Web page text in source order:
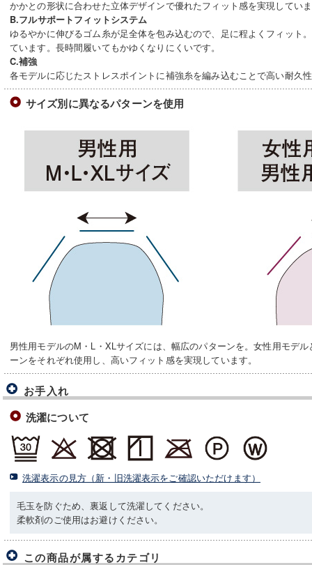
かかとの形状に合わせた立体デザインで優れたフィット感を実現してい
B.フルサポートフィットシステム
ゆるやかに伸びるゴム糸が足全体を包み込むので、足に程よくフィット
ています。長時間履いてもかゆくなりにくいです。
C.補強
各モデルに応じたストレスポイントに補強糸を編み込むことで高い耐久
サイズ別に異なるパターンを使用
男性用モデルのM・L・XLサイズには、幅広のパターンを。女性用モデ
ーンをそれぞれ使用し、高いフィット感を実現しています。
お手入れ
洗濯について
洗濯表示の見方（新・旧洗濯表示をご確認いただけます）
毛玉を防ぐため、裏返して洗濯してください。
柔軟剤のご使用はお避けください。
この商品が属するカテゴリ